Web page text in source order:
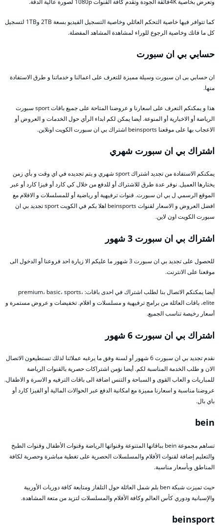
كما تتوافر فيها خاصية التحكم العائلي وخاصية التسجيل الفيديو بسعة 2TB و1TB لتسجيل
كل ما فاتك وخاصية الرجوع للوراء لمشاهدة المشاهد المفضلة.
حسابي بي ان سبورت
ان حسابي بى ان سبورت وسيلة مميزة للتعرف على اعمالنا و خدماتنا و طرق الاستفادة
منها.
هذا و يمكنكم التعرف على اسعارنا و عروضنا المتاحة على جميع باقات sport سبورت
الرياضة أو الاخبارية أو المنوعة. أيضا يمكن لكم ابداء الرأي حول الخدمات و العروض أو
الاعجاب بها على موقعنا beinsports اشتراك بي ان سبورت الكويت اونلاين.
اشتراك بي ان سبورت شهري
يمكنكم الاستفادة من تجديد اشتراك sport شهري و يتم تجديده في اي وقت و بأي زمن
يختارها العميل. نوفر عدة طرق للاشتراك أو للدفع من خلال كي كارد أو فيزا كارد أو عبر
الموقع الرسمي ل بي ان سبورت. قنوات ترفيهية أو رياضية أو للمسلسلات و الافلام مع
افضل العروض و الاسعار لقنوات beinsports اهلا بكم في الكويت sport تجديد بي ان
سبورت الكويت اون لاين.
اشتراك بي ان سبورت 3 شهور
للحصول على تجديد بي ان سبورت 3 شهور ما عليكم الا زيارة احد فروعنا أو الدخول الى
موقعنا على الانترنت.
أيضا يمكنكم الاتصال بنا لطلب اشتراك في احدى باقات: premium، basic، sports،
elite، باقات العائلة من برامج ترفيهية و مسلسلات و افلام. تخفيضات و عروض مستمرة و
أسعار رخيصة تناسب الجميع.
اشتراك بي ان سبورت 6 شهور
نقدم تجديد بي ان سبورت 6 شهور أو لسنة وفق ما يرغبه عملائنا لذلك تستطيعون الاتصال
الان و طلب الخدمة المناسبة لكم. أيضا نؤمن اشتراكات حصرية بالقنوات الرياضة
للمباريات و العاب القوى و السباحة و التنس اضافة الى باقات الترفيه و الاسرة و الاطفال.
عروضنا مناسبة و اسعارنا مميزة مع امكانية الدفع عبر الحوالات المالية أو الفيزا كارد أو
باي بال.
bein
تساهم مجموعة bein بباقاتها المتنوعة وقنواتها الرياضة وقنوات الأطفال وقنوات الطبخ
والتعليم إضافة لقنوات الأفلام والمسلسلات الحصرية على تغطية مباشرة وحصرية لكافة
المناطق وبأسعار مناسبة.
حيث تميزت شبكة ben بلم شمل العائلة حول التلفاز ومتابعة كافة دوريات الأوربية
والإسبانية ودوري كأس العالم وكافة الأفلام والمسلسلات لتزيد من متعة المشاهدة.
beinsport